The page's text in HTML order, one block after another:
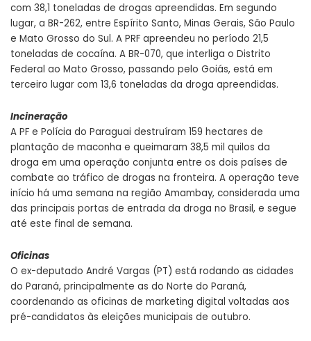
com 38,1 toneladas de drogas apreendidas. Em segundo
lugar, a BR-262, entre Espírito Santo, Minas Gerais, São Paulo
e Mato Grosso do Sul. A PRF apreendeu no período 21,5
toneladas de cocaína. A BR-070, que interliga o Distrito
Federal ao Mato Grosso, passando pelo Goiás, está em
terceiro lugar com 13,6 toneladas da droga apreendidas.
Incineração
A PF e Polícia do Paraguai destruíram 159 hectares de
plantação de maconha e queimaram 38,5 mil quilos da
droga em uma operação conjunta entre os dois países de
combate ao tráfico de drogas na fronteira. A operação teve
início há uma semana na região Amambay, considerada uma
das principais portas de entrada da droga no Brasil, e segue
até este final de semana.
Oficinas
O ex-deputado André Vargas (PT) está rodando as cidades
do Paraná, principalmente as do Norte do Paraná,
coordenando as oficinas de marketing digital voltadas aos
pré-candidatos às eleições municipais de outubro.